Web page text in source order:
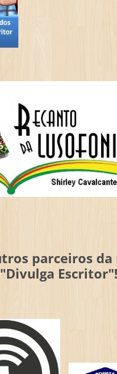
parceiros da
Escritor"!